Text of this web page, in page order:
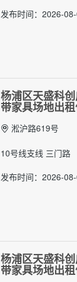
发布时间：2026-
杨浦区天盛科
带家具场地出
淞沪路619号
10号线支线 三门路
发布时间：2026-
杨浦区天盛科
带家具场地出